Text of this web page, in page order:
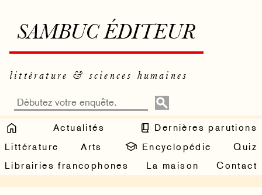
SAMBUC ÉDITEUR
littérature & sciences humaines
Actualités
Dernières parutions
Littérature
Arts Encyclopédie
Quiz
Librairies francophones
La maison Contact